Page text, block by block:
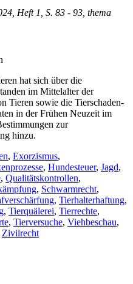
Heft 1, S. 83 - 93, thema
hat sich über die
im Mittelalter der
Tieren sowie die Tierschaden-
in der Frühen Neuzeit im
zur
hinzu.
, Exorzismus,
, Hundesteuer, Jagd,
, Qualitätskontrollen,
, Schwarmrecht,
, Tierhalterhaftung,
, Tierquälerei, Tierrechte,
, Tierversuche, Viehbeschau,
Zivilrecht